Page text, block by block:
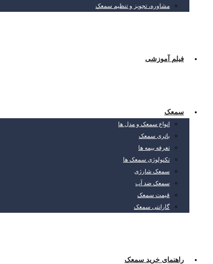
مشاوره، تجویز و تنظیم سمعک
فیلم آموزشی
سمعک
انواع سمعک و مدل ها
باتری سمعک
تعرفه بیمه ها
تکنولوژی سمعک ها
سمعک شارژی
سمعک ضد آب
قیمت سمعک
گارانتی سمعک
راهنمای خرید سمعک